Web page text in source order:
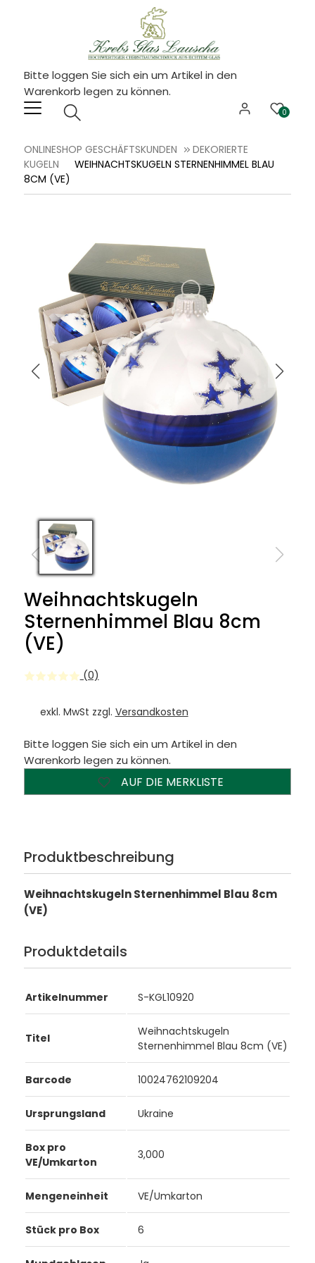
Bitte loggen Sie sich ein um Artikel in den
Warenkorb legen zu können.
0
ONLINESHOP GESCHÄFTSKUNDEN
DEKORIERTE
KUGELN
WEIHNACHTSKUGELN STERNENHIMMEL BLAU
8CM (VE)
Weihnachtskugeln
Sternenhimmel Blau 8cm
(VE)
(0)
exkl. MwSt zzgl. Versandkosten
Bitte loggen Sie sich ein um Artikel in den
Warenkorb legen zu können.
AUF DIE MERKLISTE
Produktbeschreibung
Weihnachtskugeln Sternenhimmel Blau 8cm
(VE)
Produktdetails
Artikelnummer S-KGL10920
Titel
Weihnachtskugeln
Sternenhimmel Blau 8cm (VE)
Barcode 10024762109204
Ursprungsland Ukraine
Box pro
VE/Umkarton
3,000
Mengeneinheit VE/Umkarton
Stück pro Box 6